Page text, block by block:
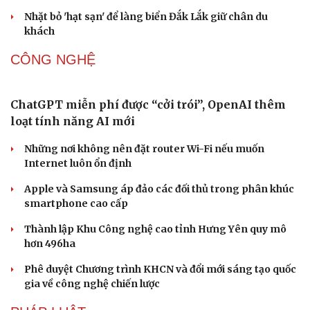
Hoa sữa
Khúc mùa thu
DU LỊCH
Hội chợ Du lịch quốc tế TP.HCM 2026 có quy mô
lớn nhất từ trước đến nay
Bảo tàng Tưởng niệm Hòa bình tại Nhật Bản đón lượng
khách kỷ lục
Du lịch biển Việt Nam: Muốn bứt phá phải vượt khỏi lợi
thế tự nhiên
Khách quốc tế đến Việt Nam 7 tháng 2026: Những con
số nổi bật